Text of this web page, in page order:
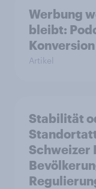
Werbung
bleibt:
Artikel
Stabilität
Schweizer